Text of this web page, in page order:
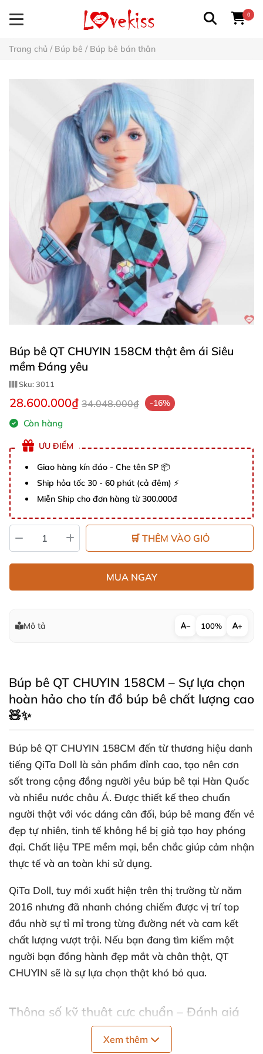
0
Trang chủ / Búp bê / Búp bê bán thân
Búp bê QT CHUYIN 158CM thật êm ái Siêu
mềm Đáng yêu
Sku:3011
28.600.000₫ 34.048.000₫ -16%
Còn hàng
ƯU ĐIỂM
Giao hàng kín đáo - Che tên SP 📦
Ship hỏa tốc 30 - 60 phút (cả đêm) ⚡
Miễn Ship cho đơn hàng từ 300.000đ
🛒 THÊM VÀO GIỎ
MUA NGAY
Mô tả − 100% +
Búp bê QT CHUYIN 158CM – Sự lựa chọn
hoàn hảo cho tín đồ búp bê chất lượng cao
🧸✨
Búp bê QT CHUYIN 158CM đến từ thương hiệu danh
tiếng QiTa Doll là sản phẩm đỉnh cao, tạo nên cơn
sốt trong cộng đồng người yêu búp bê tại Hàn Quốc
và nhiều nước châu Á. Được thiết kế theo chuẩn
người thật với vóc dáng cân đối, búp bê mang đến vẻ
đẹp tự nhiên, tinh tế không hề bị giả tạo hay phóng
đại. Chất liệu TPE mềm mại, bền chắc giúp cảm nhận
thực tế và an toàn khi sử dụng.
QiTa Doll, tuy mới xuất hiện trên thị trường từ năm
2016 nhưng đã nhanh chóng chiếm được vị trí top
đầu nhờ sự tỉ mỉ trong từng đường nét và cam kết
chất lượng vượt trội. Nếu bạn đang tìm kiếm một
người bạn đồng hành đẹp mắt và chân thật, QT
CHUYIN sẽ là sự lựa chọn thật khó bỏ qua.
Thông số kỹ thuật cực chuẩn – Đánh giá
từng chi tiết ✨📏
Xem thêm